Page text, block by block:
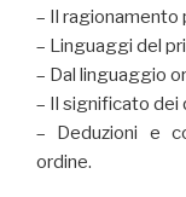
– Il ragionamento
– Linguaggi del
– Dal linguaggio
– Il significato dei
– Deduzioni e
ordine.